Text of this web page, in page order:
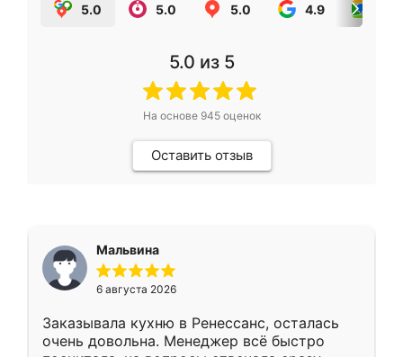
5.0 5.0 5.0 4.9
5.0 из 5
На основе 945оценок
Оставить отзыв
Мальвина
6 августа 2026
Заказывала кухню в Ренессанс, осталась
очень довольна. Менеджер всё быстро